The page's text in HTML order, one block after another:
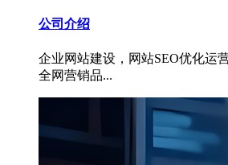
公司介绍
企业网站建设，网站SEO优化运
全网营销品...